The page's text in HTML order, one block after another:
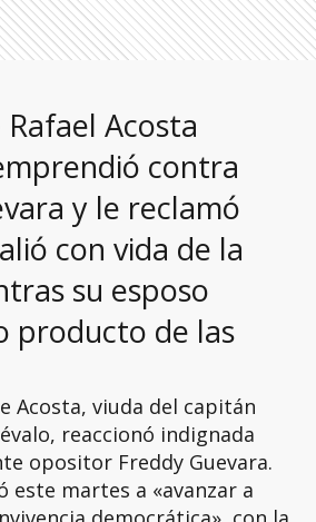
Acosta
contra
y le reclamó
con vida de la
su esposo
producto de las
Acosta, viuda del capitán
reaccionó indignada
opositor Freddy Guevara.
este martes a «avanzar a